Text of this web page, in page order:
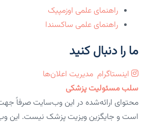
راهنمای علمی اوزمپیک
راهنمای علمی ساکسندا
ما را دنبال کنید
اینستاگرام مدیریت اعلان‌ها
سلب مسئولیت پزشکی
محتوای ارائه‌شده در این وب‌سایت صرفاً
است و جایگزین ویزیت پزشک نیست. این